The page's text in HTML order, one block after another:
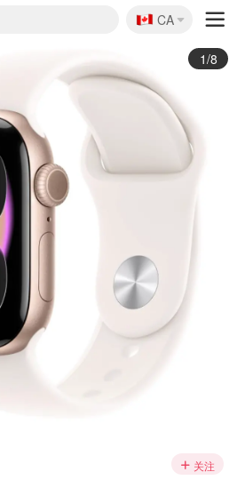
🇨🇦
CA
2/8
关注